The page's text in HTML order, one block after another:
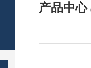
产品中心